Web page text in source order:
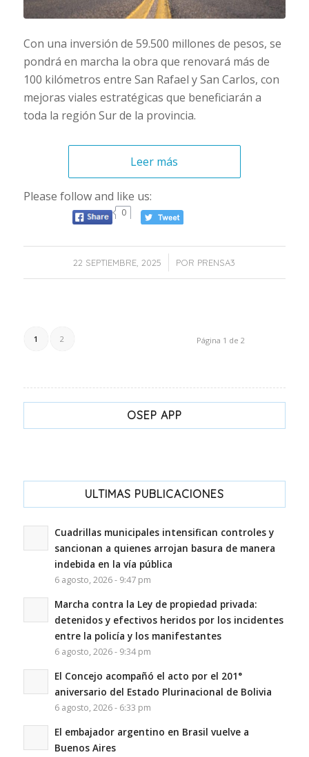
Con una inversión de 59.500 millones de pesos, se
pondrá en marcha la obra que renovará más de
100 kilómetros entre San Rafael y San Carlos, con
mejoras viales estratégicas que beneficiarán a
toda la región Sur de la provincia.
Leer más
Please follow and like us:
0
22 SEPTIEMBRE, 2025
/ POR PRENSA3
Página 1 de 2
1 2
OSEP APP
ULTIMAS PUBLICACIONES
Cuadrillas municipales intensifican controles y
sancionan a quienes arrojan basura de manera
indebida en la vía pública
6 agosto, 2026 - 9:47 pm
Marcha contra la Ley de propiedad privada:
detenidos y efectivos heridos por los incidentes
entre la policía y los manifestantes
6 agosto, 2026 - 9:34 pm
El Concejo acompañó el acto por el 201°
aniversario del Estado Plurinacional de Bolivia
6 agosto, 2026 - 6:33 pm
El embajador argentino en Brasil vuelve a
Buenos Aires